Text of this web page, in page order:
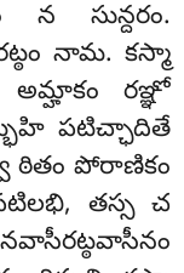
న సున్దరం.
నామ. కస్మా
రఞ్ఞో
పటిచ్ఛాదితే
ఠితం పోరాణికం
తస్స చ